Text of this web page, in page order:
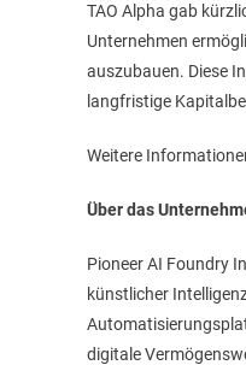
TAO Alpha gab
Unternehmen
auszubauen. Diese
langfristige
Weitere
Über das
Pioneer AI Foundry
künstlicher
digitale